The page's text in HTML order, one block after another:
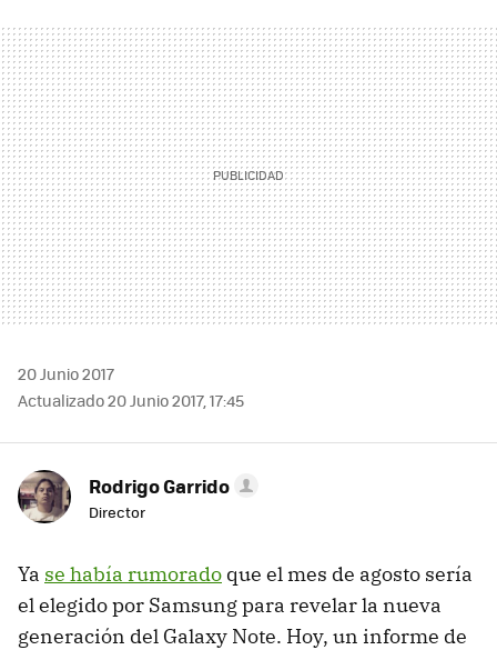
MAIL
20 Junio 2017
Actualizado 20 Junio 2017, 17:45
Rodrigo Garrido
Director
Ya se había rumorado que el mes de agosto sería
el elegido por Samsung para revelar la nueva
generación del Galaxy Note. Hoy, un informe de